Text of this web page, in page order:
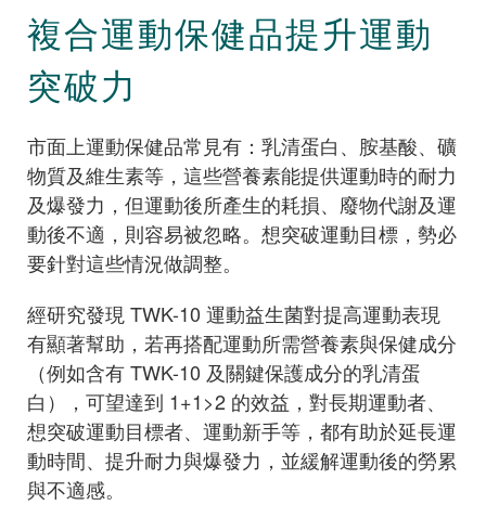
複合運動保健品提升運動
突破力
市面上運動保健品常見有：乳清蛋白、胺基酸、礦
物質及維生素等，這些營養素能提供運動時的耐力
及爆發力，但運動後所產生的耗損、廢物代謝及運
動後不適，則容易被忽略。想突破運動目標，勢必
要針對這些情況做調整。
經研究發現 TWK-10 運動益生菌對提高運動表現
有顯著幫助，若再搭配運動所需營養素與保健成分
（例如含有 TWK-10 及關鍵保護成分的乳清蛋
白），可望達到 1+1>2 的效益，對長期運動者、
想突破運動目標者、運動新手等，都有助於延長運
動時間、提升耐力與爆發力，並緩解運動後的勞累
與不適感。